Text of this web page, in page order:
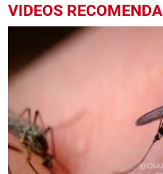
VIDEOS